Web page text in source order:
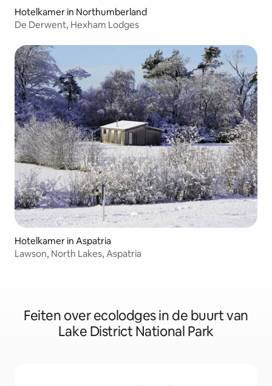
Hotelkamer in Northumberland
De Derwent, Hexham Lodges
Hotelkamer in Aspatria
Lawson, North Lakes, Aspatria
Feiten over ecolodges in de buurt van
Lake District National Park